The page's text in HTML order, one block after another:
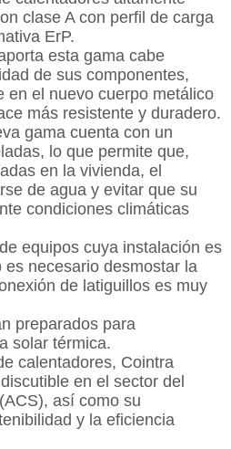
clase A con perfil de carga
ErP.
esta gama cabe
de sus componentes,
en el nuevo cuerpo metálico
más resistente y duradero.
gama cuenta con un
lo que permite que,
en la vivienda, el
de agua y evitar que su
condiciones climáticas
equipos cuya instalación es
necesario desmostar la
de latiguillos es muy
preparados para
solar térmica.
calentadores, Cointra
en el sector del
así como su
y la eficiencia